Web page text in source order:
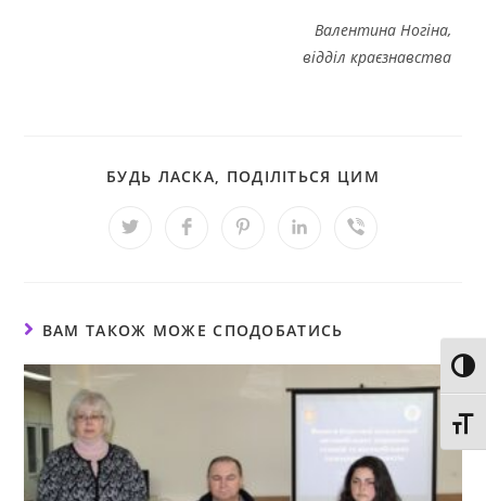
Валентина Ногіна,
відділ краєзнавства
БУДЬ ЛАСКА, ПОДІЛІТЬСЯ ЦИМ
ВАМ ТАКОЖ МОЖЕ СПОДОБАТИСЬ